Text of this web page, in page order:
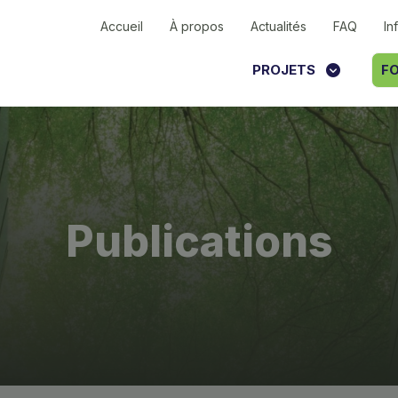
Accueil À propos Actualités FAQ
PROJETS
Publications